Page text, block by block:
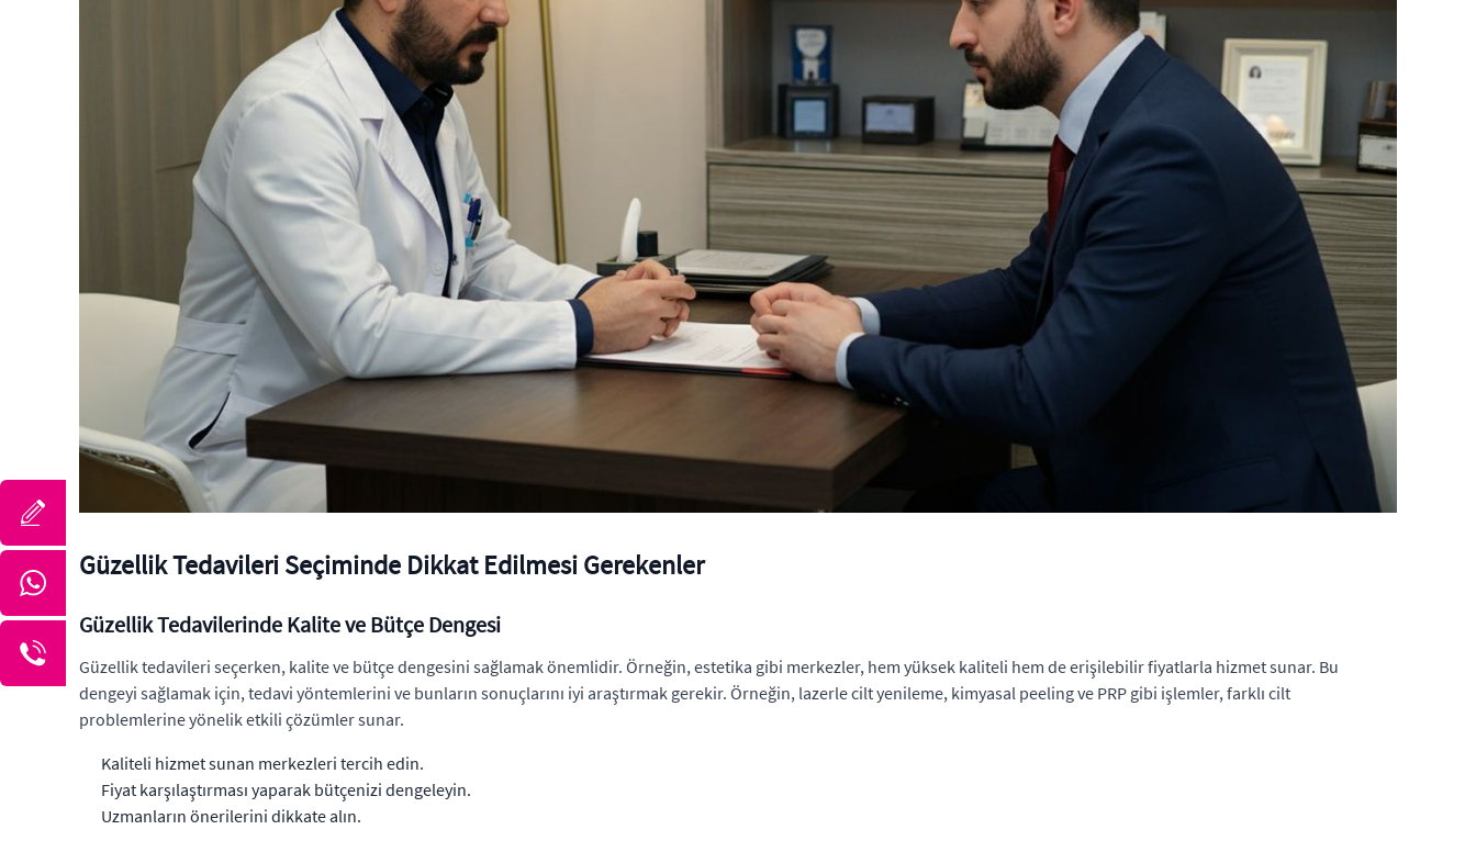
Güzellik Tedavileri Seçiminde Dikkat Edilmesi Gerekenler
Güzellik Tedavilerinde Kalite ve Bütçe Dengesi
Güzellik tedavileri seçerken, kalite ve bütçe dengesini sağlamak önemlidir. Örneğin,estetika gibi merkezler, hem yüksek kaliteli hem de erişilebilir fiyatlarla hizmet sunar. Bu
dengeyi sağlamak için, tedavi yöntemlerini ve bunların sonuçlarını iyi araştırmak gerekir. Örneğin, lazerle cilt yenileme, kimyasal peeling ve PRP gibi işlemler, farklı cilt
problemlerine yönelik etkili çözümler sunar.
Kaliteli hizmet sunan merkezleri tercih edin.
Fiyat karşılaştırması yaparak bütçenizi dengeleyin.
Uzmanların önerilerini dikkate alın.